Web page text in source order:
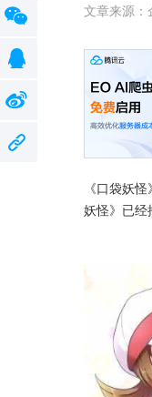
文章来源：
《口袋妖
妖怪》已经